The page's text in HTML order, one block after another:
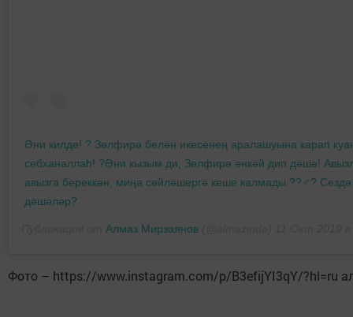
Әни килде! ? Зөлфирә белән икесенең аралашуына карап
сөбханаллаһ! ?Әни кызым ди, Зөлфирә әнкәй дип дәшә!
авызга береккән, миңа сөйләшергә кеше калмады ??‍♂️? Сездә
дәшәләр?
Алмаз Мирзаянов
Фото – https://www.instagram.com/p/B3efijYI3qY/?hl=ru